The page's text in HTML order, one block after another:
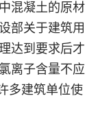
混凝土的原材
部关于建筑用
达到要求后才
离子含量不应
多建筑单位使